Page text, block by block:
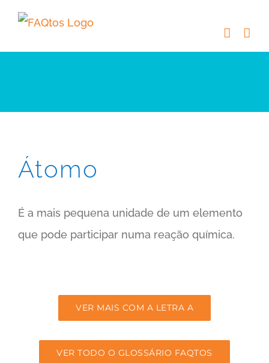
Skip
content
Átomo
É a mais pequena unidade de um elemento
que pode participar numa reação química.
VER MAIS COM A LETRA A
VER TODO O GLOSSÁRIO FAQTOS